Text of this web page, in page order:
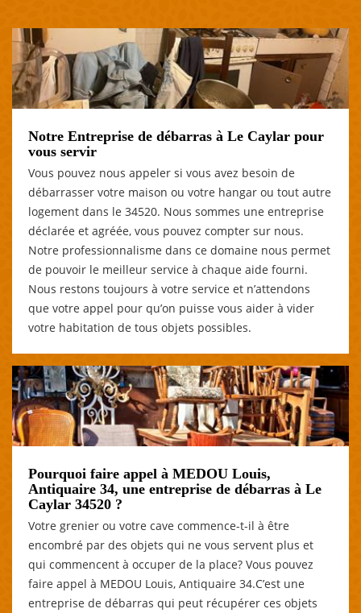
Notre Entreprise de débarras à Le Caylar pour
vous servir
Vous pouvez nous appeler si vous avez besoin de
débarrasser votre maison ou votre hangar ou tout autre
logement dans le 34520. Nous sommes une entreprise
déclarée et agréée, vous pouvez compter sur nous.
Notre professionnalisme dans ce domaine nous permet
de pouvoir le meilleur service à chaque aide fourni.
Nous restons toujours à votre service et n’attendons
que votre appel pour qu’on puisse vous aider à vider
votre habitation de tous objets possibles.
Pourquoi faire appel à MEDOU Louis,
Antiquaire 34, une entreprise de débarras à Le
Caylar 34520 ?
Votre grenier ou votre cave commence-t-il à être
encombré par des objets qui ne vous servent plus et
qui commencent à occuper de la place? Vous pouvez
faire appel à MEDOU Louis, Antiquaire 34.C’est une
entreprise de débarras qui peut récupérer ces objets